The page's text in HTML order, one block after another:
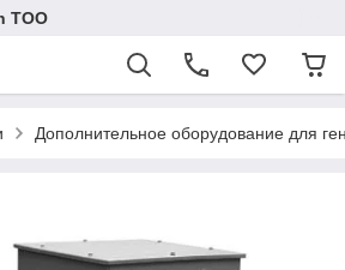
TOO
Дополнительное оборудование для